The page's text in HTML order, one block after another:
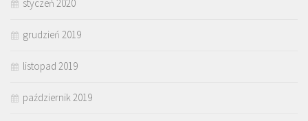
styczeń 2020
grudzień 2019
listopad 2019
październik 2019